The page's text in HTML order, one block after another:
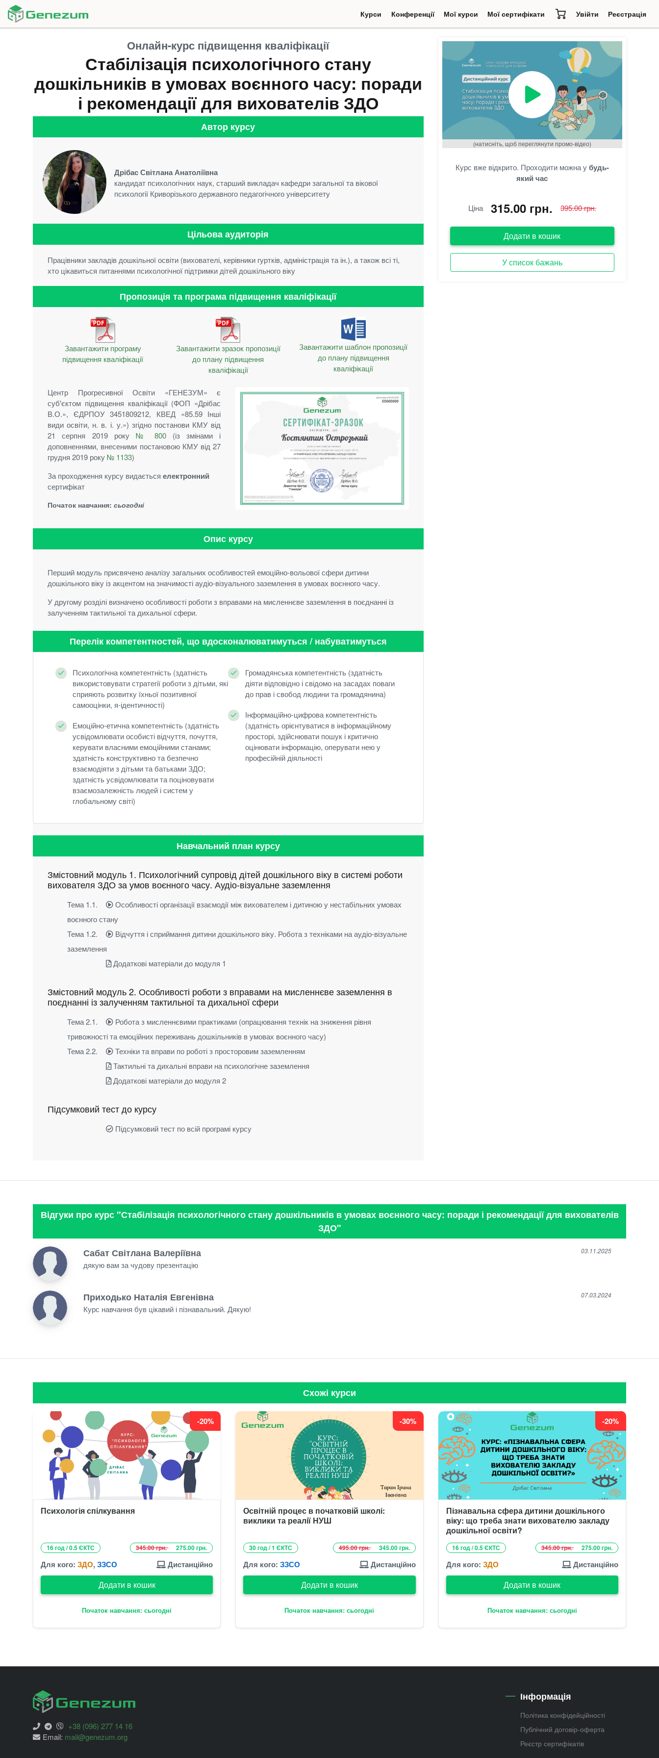
Курси(current)Конференції
(current) Мої курси Мої сертифікати Увійти Реєстрація
Онлайн-курс підвищення кваліфікації
Стабілізація психологічного стану
дошкільників в умовах воєнного часу: поради
і рекомендації для вихователів ЗДО
Автор курсу
Дрібас Світлана Анатоліївна
кандидат психологічних наук, старший викладач кафедри загальної та вікової
психології Криворізького державного педагогічного університету
Цільова аудиторія
Працівники закладів дошкільної освіти (вихователі, керівники гуртків, адміністрація та ін.), а також всі ті,
хто цікавиться питаннями психологічної підтримки дітей дошкільного віку
Пропозиція та програма підвищення кваліфікації
Завантажити програму
підвищення кваліфікації
Завантажити зразок пропозиції
до плану підвищення
кваліфікації
Завантажити шаблон пропозиції
до плану підвищення
кваліфікації
Центр Прогресивної Освіти «ГЕНЕЗУМ» є
суб'єктом підвищення кваліфікації (ФОП «Дрібас
В.О.», ЄДРПОУ 3451809212, КВЕД «85.59 Інші
види освіти, н. в. і. у.») згідно постанови КМУ від
21 серпня 2019 року№ 800(із змінами і
доповненнями, внесеними постановою КМУ від 27
грудня 2019 року№ 1133)
За проходження курсу видається електронний
сертифікат
Початок навчання: сьогодні
Опис курсу
Перший модуль присвячено аналізу загальних особливостей емоційно-вольової сфери дитини
дошкільного віку із акцентом на значимості аудіо-візуального заземлення в умовах воєнного часу.
У другому розділі визначено особливості роботи з вправами на мисленнєве заземлення в поєднанні із
залученням тактильної та дихальної сфери.
Перелік компетентностей, що вдосконалюватимуться / набуватимуться
Психологічна компетентність (здатність
використовувати стратегії роботи з дітьми, які
сприяють розвитку їхньої позитивної
самооцінки, я-ідентичності)
Емоційно-етична компетентність (здатність
усвідомлювати особисті відчуття, почуття,
керувати власними емоційними станами;
здатність конструктивно та безпечно
взаємодіяти з дітьми та батьками ЗДО;
здатність усвідомлювати та поціновувати
взаємозалежність людей і систем у
глобальному світі)
Громадянська компетентність (здатність
діяти відповідно і свідомо на засадах поваги
до прав і свобод людини та громадянина)
Інформаційно-цифрова компетентність
(здатність орієнтуватися в інформаційному
просторі, здійснювати пошук і критично
оцінювати інформацію, оперувати нею у
професійній діяльності
Навчальний план курсу
Змістовний модуль 1. Психологічний супровід дітей дошкільного віку в системі роботи
вихователя ЗДО за умов воєнного часу. Аудіо-візуальне заземлення
Тема 1.1.
Особливості організації взаємодії між вихователем і дитиною у нестабільних умовах
воєнного стану
Тема 1.2.
Відчуття і сприймання дитини дошкільного віку. Робота з техніками на аудіо-візуальне
заземлення
Додаткові матеріали до модуля 1
Змістовний модуль 2. Особливості роботи з вправами на мисленнєве заземлення в
поєднанні із залученням тактильної та дихальної сфери
Тема 2.1.
Робота з мисленнєвими практиками (опрацювання технік на зниження рівня
тривожності та емоційних переживань дошкільників в умовах воєнного часу)
Тема 2.2.
Техніки та вправи по роботі з просторовим заземленням
Тактильні та дихальні вправи на психологічне заземлення
Додаткові матеріали до модуля 2
Підсумковий тест до курсу
Підсумковий тест по всій програмі курсу
(натисніть, щоб переглянути промо-відео)
Курс вже відкрито. Проходити можна убудь-
який час
Ціна 315.00 грн. 395.00 грн.
Додати в кошик
У список бажань
Відгуки про курс "Стабілізація психологічного стану дошкільників в умовах воєнного часу: поради і рекомендації для вихователів
ЗДО"
Сабат Світлана Валеріївна
03.11.2025
дякую вам за чудову презентацію
Приходько Наталія Евгенівна 07.03.2024
Курс навчання був цікавий і пізнавальний. Дякую!
Схожі курси
-20%
Психологія спілкування
16 год / 0.5 ЄКТС 345.00 грн. 275.00 грн.
Для кого: ЗДО,ЗЗСО Дистанційно
Додати в кошик
Початок навчання: сьогодні
-30%
Освітній процес в початковій школі:
виклики та реалії НУШ
30 год / 1 ЄКТС 495.00 грн. 345.00 грн.
Для кого:ЗЗСО Дистанційно
Додати в кошик
Початок навчання: сьогодні
-20%
Пізнавальна сфера дитини дошкільного
віку: що треба знати вихователю закладу
дошкільної освіти?
16 год / 0.5 ЄКТС 345.00 грн. 275.00 грн.
Для кого: ЗДО Дистанційно
Додати в кошик
Початок навчання: сьогодні
+38 (096) 277 14 16
Email: mail@genezum.org
Інформація
Політика конфідейційності
Публічний договір-оферта
Реєстр сертифікатів